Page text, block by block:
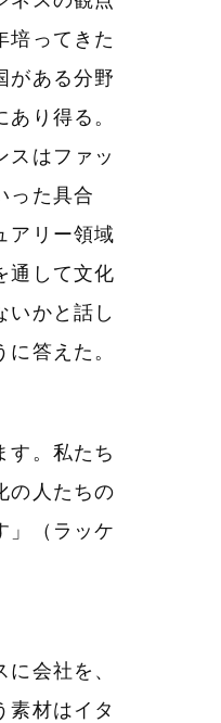
培ってきた
がある分野
り得る。
スはファッ
った具合
アリー領域
通して文化
いかと話し
答えた。
す。私たち
の人たちの
」（ラッケ
会社を、
素材はイタ